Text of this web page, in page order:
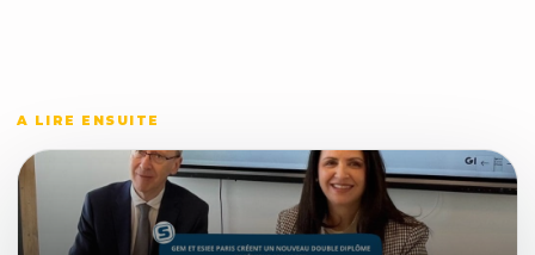
A LIRE ENSUITE